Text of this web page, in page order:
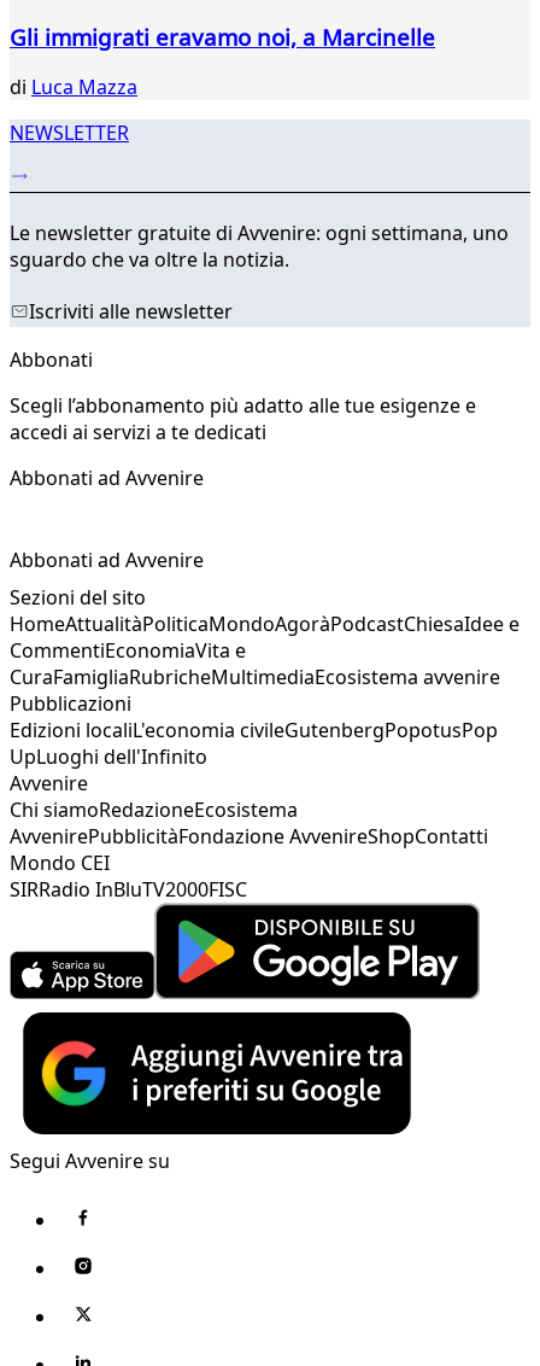
Gli immigrati eravamo noi, a Marcinelle
di Luca Mazza
NEWSLETTER
Le newsletter gratuite di Avvenire: ogni settimana, uno
sguardo che va oltre la notizia.
Iscriviti alle newsletter
Abbonati
Scegli l’abbonamento più adatto alle tue esigenze e
accedi ai servizi a te dedicati
Abbonati ad Avvenire
Abbonati ad Avvenire
Sezioni del sito
HomeAttualitàPoliticaMondoAgoràPodcastChiesaIdee e
CommentiEconomiaVita e
CuraFamigliaRubricheMultimediaEcosistema avvenire
Pubblicazioni
Edizioni localiL'economia civileGutenbergPopotusPop
UpLuoghi dell'Infinito
Avvenire
Chi siamoRedazioneEcosistema
AvvenirePubblicitàFondazione AvvenireShopContatti
Mondo CEI
SIRRadio InBluTV2000FISC
Segui Avvenire su